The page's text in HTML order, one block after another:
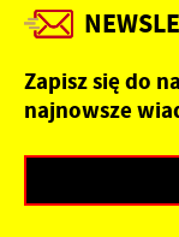
Zapisz się do
najnowsze